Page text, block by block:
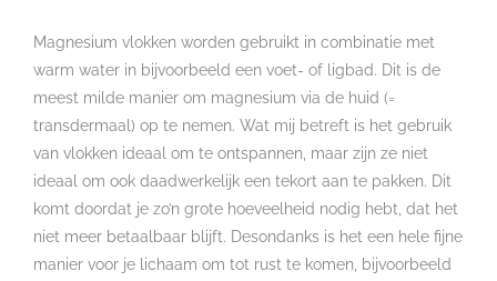
Magnesium vlokken worden gebruikt in combinatie met
warm water in bijvoorbeeld een voet- of ligbad. Dit is de
meest milde manier om magnesium via de huid (=
transdermaal) op te nemen. Wat mij betreft is het gebruik
van vlokken ideaal om te ontspannen, maar zijn ze niet
ideaal om ook daadwerkelijk een tekort aan te pakken. Dit
komt doordat je zo’n grote hoeveelheid nodig hebt, dat het
niet meer betaalbaar blijft. Desondanks is het een hele fijne
manier voor je lichaam om tot rust te komen, bijvoorbeeld